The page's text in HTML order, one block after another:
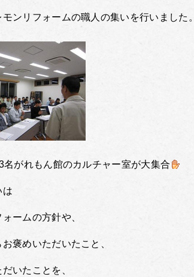
ンリフォームの職人の集いを行いました。
名がれもん館のカルチャー室が大集合
は
ームの方針や、
褒めいただいたこと、
いたことを、